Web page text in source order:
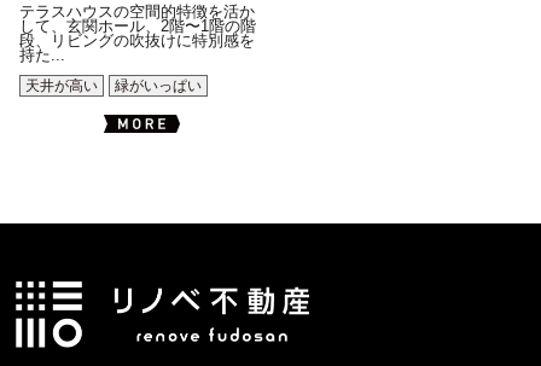
テラスハウスの空間的特徴を活か
して、玄関ホール、2階〜1階の階
段、リビングの吹抜けに特別感を
持た...
天井が高い
緑がいっぱい